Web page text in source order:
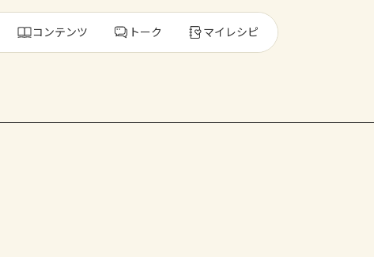
コンテンツ トーク マイレシピ